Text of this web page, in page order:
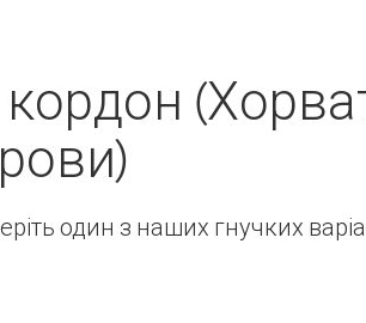
один з наших гнучких